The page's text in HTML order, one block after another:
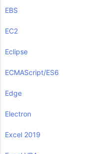
EBS
EC2
Eclipse
ECMAScript/ES6
Edge
Electron
Excel 2019